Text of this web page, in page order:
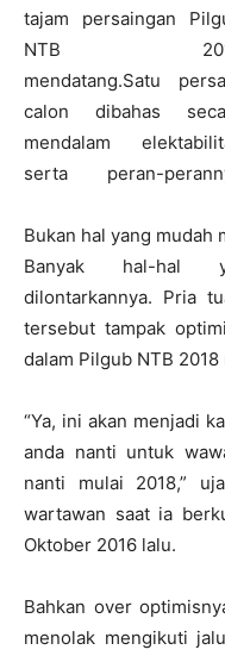
tajam persaingan
NTB
mendatang.Satu
calon dibahas
mendalam
serta peran-
Mulai dari Ahyar,
Bukan hal yang mudah
Banyak hal-hal
dilontarkannya. Pria
tersebut tampak
dalam Pilgub NTB 2018
“Ya, ini akan menjadi
anda nanti untuk
nanti mulai 2018,”
wartawan saat ia
Oktober 2016 lalu.
Bahkan over
menolak mengikuti